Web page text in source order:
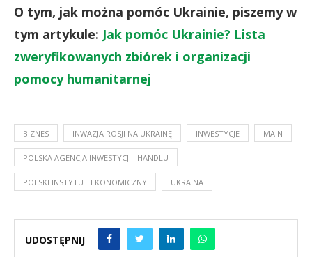
O tym, jak można pomóc Ukrainie, piszemy w
tym artykule: Jak pomóc Ukrainie? Lista
zweryfikowanych zbiórek i organizacji
pomocy humanitarnej
BIZNES INWAZJA ROSJI NA UKRAINĘ INWESTYCJE MAIN
POLSKA AGENCJA INWESTYCJI I HANDLU
POLSKI INSTYTUT EKONOMICZNY UKRAINA
UDOSTĘPNIJ